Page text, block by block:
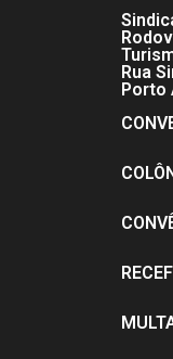
Rua
Porto
RECEF